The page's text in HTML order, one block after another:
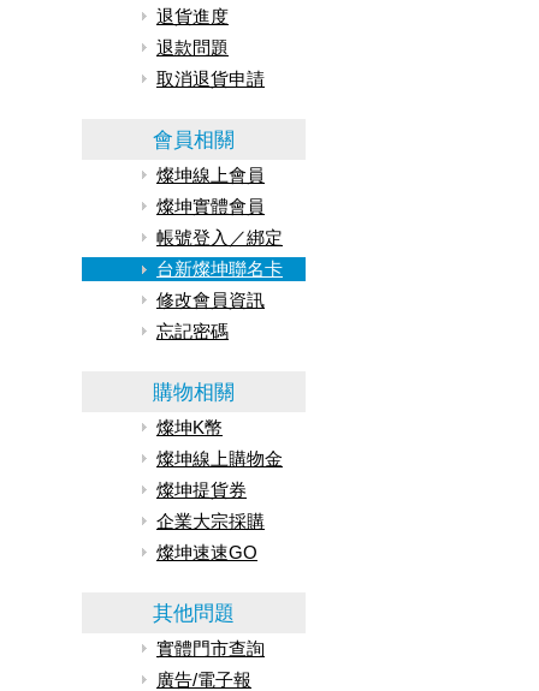
退貨進度
退款問題
取消退貨申請
會員相關
燦坤線上會員
燦坤實體會員
帳號登入／綁定
台新燦坤聯名卡
修改會員資訊
忘記密碼
購物相關
燦坤K幣
燦坤線上購物金
燦坤提貨券
企業大宗採購
燦坤速速GO
其他問題
實體門市查詢
廣告/電子報